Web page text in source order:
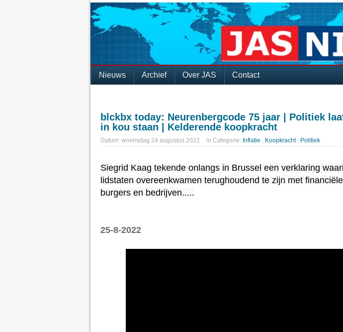
Nieuws Archief Over JAS Contact
blckbx today: Neurenbergcode 75 jaar | Politiek
in kou staan | Kelderende koopkracht
Datum: woensdag 24 augustus 2022 in Categorie: Inflatie , Koopkracht , Politiek
Siegrid Kaag tekende onlangs in Brussel een verklaring
lidstaten overeenkwamen terughoudend te zijn met
burgers en bedrijven.....
25-8-2022